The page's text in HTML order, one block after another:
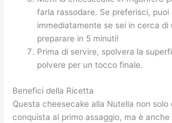
farla rassodare. Se preferisci, puoi
immediatamente se sei in cerca di
preparare in 5 minuti!
Prima di servire, spolvera la
polvere per un tocco finale.
Benefici della Ricetta
Questa cheesecake alla Nutella non solo
conquista al primo assaggio, ma è